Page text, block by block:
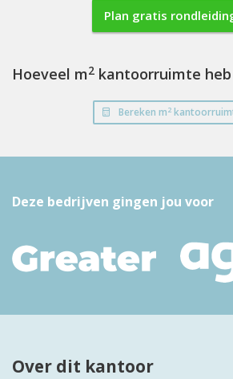
Plan gratis
Hoeveel m2 kantoorruimte
Bereken m2
Deze bedrijven gingen jou voor
Over dit kantoor